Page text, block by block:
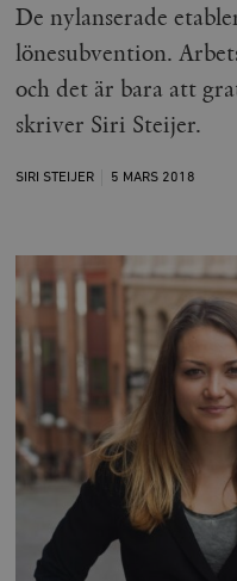
De nylanserade
lönesubvention.
och det är bara att
skriver Siri Steijer.
SIRI STEIJER 5 MARS 2018